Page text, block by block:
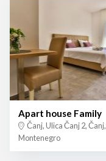
Apart house Family
Čanj, Ulica Čanj 2, Čanj,
Montenegro